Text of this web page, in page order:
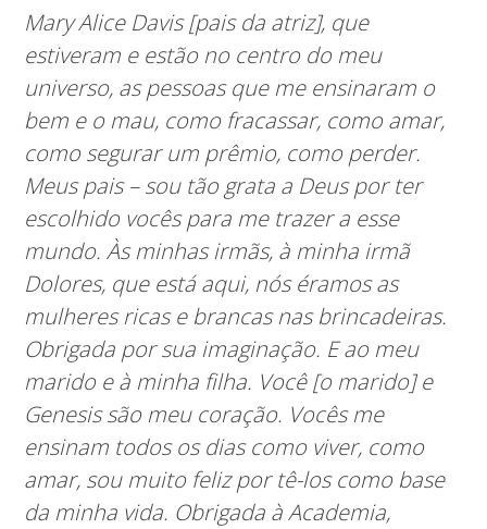
Mary Alice Davis [pais da atriz], que
estiveram e estão no centro do meu
universo, as pessoas que me ensinaram o
bem e o mau, como fracassar, como amar,
como segurar um prêmio, como perder.
Meus pais – sou tão grata a Deus por ter
escolhido vocês para me trazer a esse
mundo. Às minhas irmãs, à minha irmã
Dolores, que está aqui, nós éramos as
mulheres ricas e brancas nas brincadeiras.
Obrigada por sua imaginação. E ao meu
marido e à minha filha. Você [o marido] e
Genesis são meu coração. Vocês me
ensinam todos os dias como viver, como
amar, sou muito feliz por tê-los como base
da minha vida. Obrigada à Academia,